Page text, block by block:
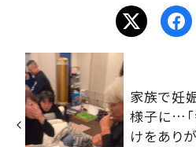
家族で妊
様子に…
けをありが